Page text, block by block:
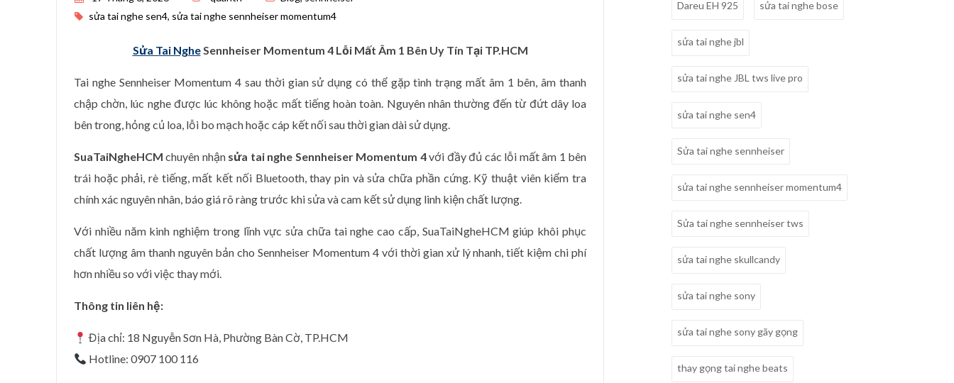
sửa tai nghe sen4, sửa tai nghe sennheiser momentum4
Sửa Tai NgheSennheiser Momentum 4 Lỗi Mất Âm 1 Bên Uy Tín Tại TP.HCM
Tai nghe Sennheiser Momentum 4 sau thời gian sử dụng có thể gặp tình trạng mất âm 1 bên, âm thanh
chập chờn, lúc nghe được lúc không hoặc mất tiếng hoàn toàn. Nguyên nhân thường đến từ đứt dây loa
bên trong, hỏng củ loa, lỗi bo mạch hoặc cáp kết nối sau thời gian dài sử dụng.
SuaTaiNgheHCM chuyên nhận sửa tai nghe Sennheiser Momentum 4với đầy đủ các lỗi mất âm 1 bên
trái hoặc phải, rè tiếng, mất kết nối Bluetooth, thay pin và sửa chữa phần cứng. Kỹ thuật viên kiểm tra
chính xác nguyên nhân, báo giá rõ ràng trước khi sửa và cam kết sử dụng linh kiện chất lượng.
Với nhiều năm kinh nghiệm trong lĩnh vực sửa chữa tai nghe cao cấp, SuaTaiNgheHCM giúp khôi phục
chất lượng âm thanh nguyên bản cho Sennheiser Momentum 4 với thời gian xử lý nhanh, tiết kiệm chi phí
hơn nhiều so với việc thay mới.
Thông tin liên hệ:
Địa chỉ: 18 Nguyễn Sơn Hà, Phường Bàn Cờ, TP.HCM
Hotline: 0907 100 116
Dareu EH 925 sửa tai nghe bose
sửa tai nghe jbl
sửa tai nghe JBL tws live pro
sửa tai nghe sen4
Sửa tai nghe sennheiser
sửa tai nghe sennheiser momentum4
Sửa tai nghe sennheiser tws
sửa tai nghe skullcandy
sửa tai nghe sony
sửa tai nghe sony gãy gọng
thay gọng tai nghe beats